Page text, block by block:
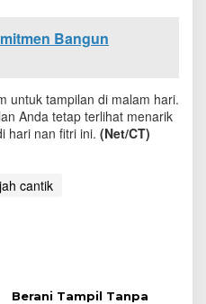
Bangun
untuk tampilan di malam hari.
Anda tetap terlihat menarik
hari nan fitri ini. (Net/CT)
cantik
Berani Tampil Tanpa